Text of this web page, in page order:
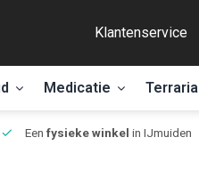
Klantenservice
Medicatie Terraria
Een fysieke winkel in IJmuiden